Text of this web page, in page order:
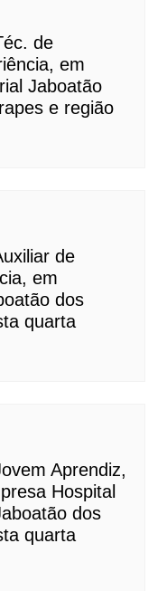
de
em
Jaboatão
e região
de
em
dos
quarta
Aprendiz,
Hospital
dos
quarta